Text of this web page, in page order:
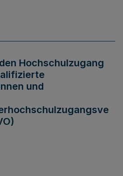
Hochschulzugang
und